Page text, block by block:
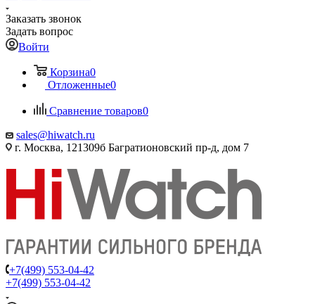
Заказать звонок
Задать вопрос
Войти
Корзина0
Отложенные0
Сравнение товаров0
sales@hiwatch.ru
г. Москва, 121309б Багратионовский пр-д, дом 7
+7(499) 553-04-42
+7(499) 553-04-42